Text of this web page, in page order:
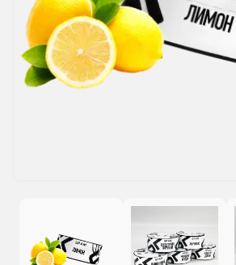
Жидкости для электронных сигарет
Подарочные наборы